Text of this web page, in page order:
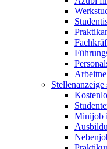
Stellenanzeige
Minijob